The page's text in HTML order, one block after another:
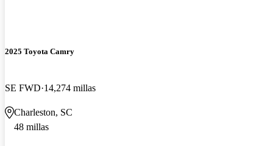
2025 Toyota Camry
SE FWD 14,274 millas
Charleston, SC
48 millas